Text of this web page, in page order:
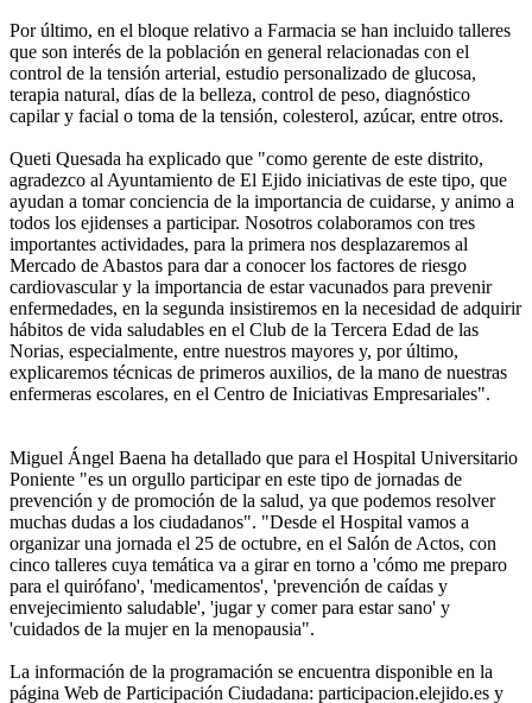
Por último, en el bloque relativo a Farmacia se han incluido talleres
que son interés de la población en general relacionadas con el
control de la tensión arterial, estudio personalizado de glucosa,
terapia natural, días de la belleza, control de peso, diagnóstico
capilar y facial o toma de la tensión, colesterol, azúcar, entre otros.
Queti Quesada ha explicado que "como gerente de este distrito,
agradezco al Ayuntamiento de El Ejido iniciativas de este tipo, que
ayudan a tomar conciencia de la importancia de cuidarse, y animo a
todos los ejidenses a participar. Nosotros colaboramos con tres
importantes actividades, para la primera nos desplazaremos al
Mercado de Abastos para dar a conocer los factores de riesgo
cardiovascular y la importancia de estar vacunados para prevenir
enfermedades, en la segunda insistiremos en la necesidad de adquirir
hábitos de vida saludables en el Club de la Tercera Edad de las
Norias, especialmente, entre nuestros mayores y, por último,
explicaremos técnicas de primeros auxilios, de la mano de nuestras
enfermeras escolares, en el Centro de Iniciativas Empresariales".
Miguel Ángel Baena ha detallado que para el Hospital Universitario
Poniente "es un orgullo participar en este tipo de jornadas de
prevención y de promoción de la salud, ya que podemos resolver
muchas dudas a los ciudadanos". "Desde el Hospital vamos a
organizar una jornada el 25 de octubre, en el Salón de Actos, con
cinco talleres cuya temática va a girar en torno a 'cómo me preparo
para el quirófano', 'medicamentos', 'prevención de caídas y
envejecimiento saludable', 'jugar y comer para estar sano' y
'cuidados de la mujer en la menopausia".
La información de la programación se encuentra disponible en la
página Web de Participación Ciudadana: participacion.elejido.es y